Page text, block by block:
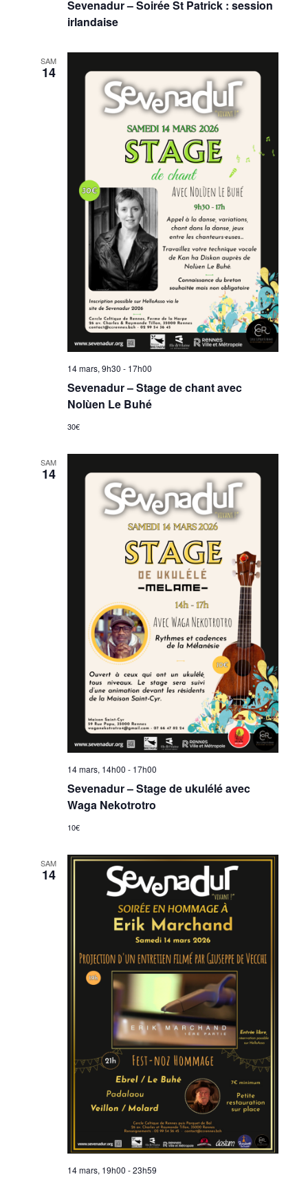
Sevenadur – Soirée St Patrick : session
irlandaise
SAM
14
14 mars, 9h30 - 17h00
Sevenadur – Stage de chant avec
Nolùen Le Buhé
30€
SAM
14
14 mars, 14h00 - 17h00
Sevenadur – Stage de ukulélé avec
Waga Nekotrotro
10€
SAM
14
14 mars, 19h00 -23h59